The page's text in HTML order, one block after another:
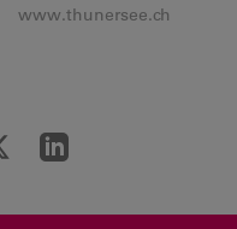
www.thunersee.ch